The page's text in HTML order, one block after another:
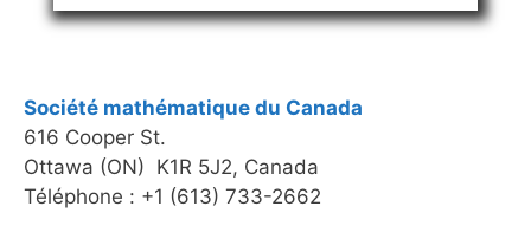
Société mathématique du Canada
616 Cooper St.
Ottawa (ON) K1R 5J2, Canada
Téléphone : +1 (613) 733-2662